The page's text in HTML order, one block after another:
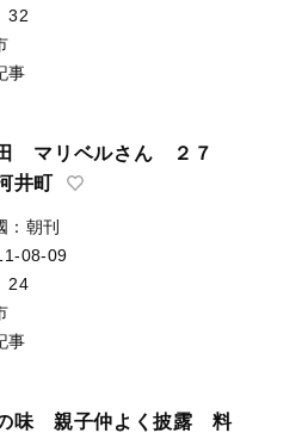
32
事
マリベルさん ２７
井町
：朝刊
08-09
24
事
味 親子仲よく披露 料